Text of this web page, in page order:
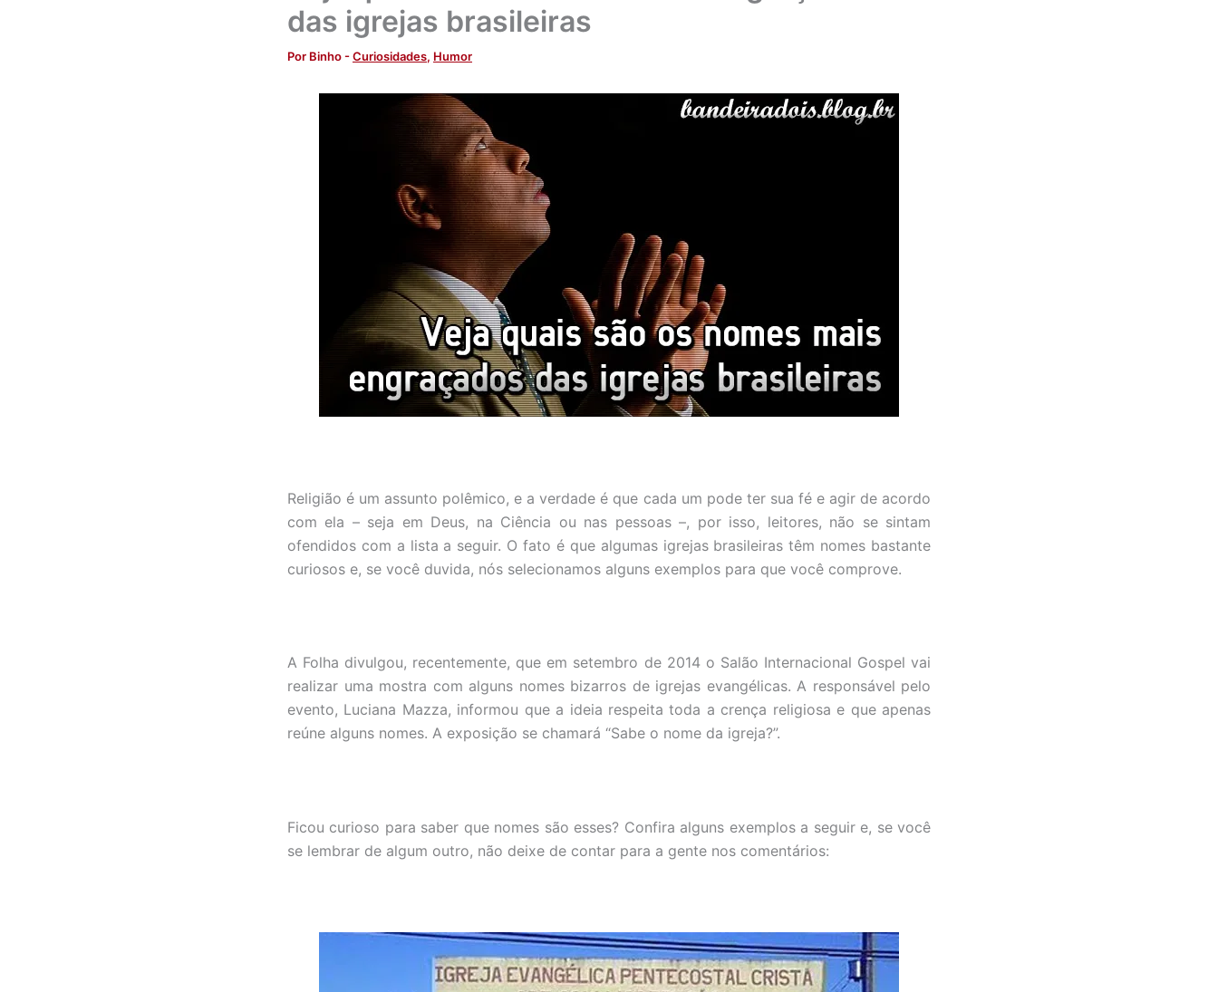
das igrejas brasileiras
Por Binho-Curiosidades, Humor
Religião é um assunto polêmico, e a verdade é que cada um pode ter sua fé e agir de acordo
com ela – seja em Deus, na Ciência ou nas pessoas –, por isso, leitores, não se sintam
ofendidos com a lista a seguir. O fato é que algumas igrejas brasileiras têm nomes bastante
curiosos e, se você duvida, nós selecionamos alguns exemplos para que você comprove.
A Folha divulgou, recentemente, que em setembro de 2014 o Salão Internacional Gospel vai
realizar uma mostra com alguns nomes bizarros de igrejas evangélicas. A responsável pelo
evento, Luciana Mazza, informou que a ideia respeita toda a crença religiosa e que apenas
reúne alguns nomes. A exposição se chamará “Sabe o nome da igreja?”.
Ficou curioso para saber que nomes são esses? Confira alguns exemplos a seguir e, se você
se lembrar de algum outro, não deixe de contar para a gente nos comentários: